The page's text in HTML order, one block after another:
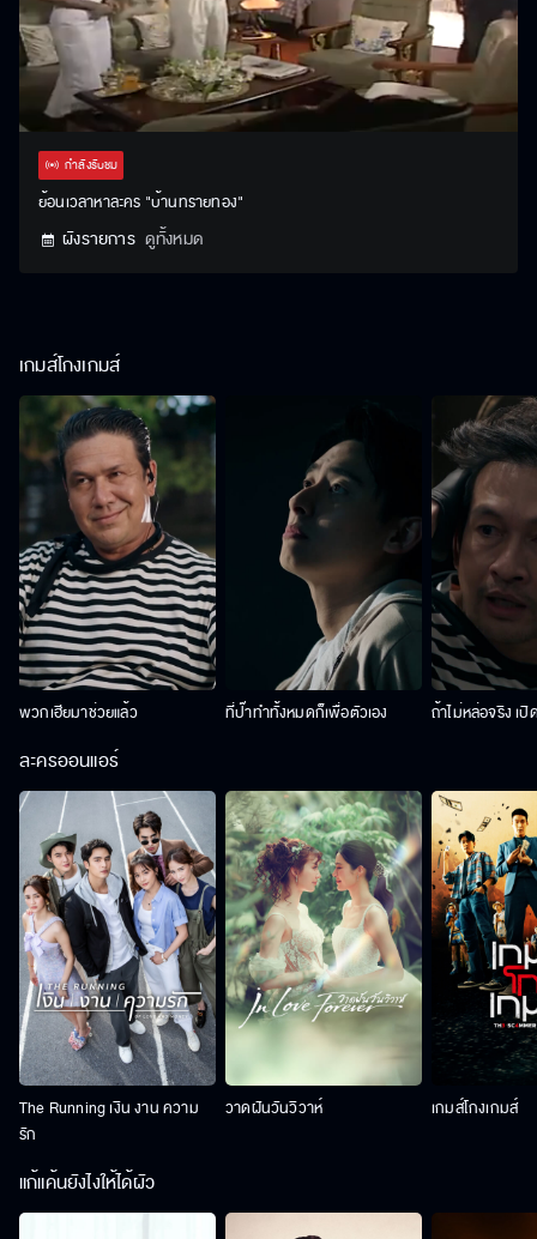
UnmuteStream Settings
กำลังรับชม
ย้อนเวลาหาละคร "บ้านทรายทอง"
ผังรายการ ดูทั้งหมด
เกมส์โกงเกมส์
พวกเฮียมาช่วยแล้ว ที่ป๊าทำทั้งหมดก็เพื่อตัวเอง ถ้าไม่หล่อจริง เปิ
ละครออนแอร์
The Running เงิน งาน ความ
รัก
วาดฝันวันวิวาห์ เกมส์โกงเกมส์
แก้แค้นยังไงให้ได้ผัว